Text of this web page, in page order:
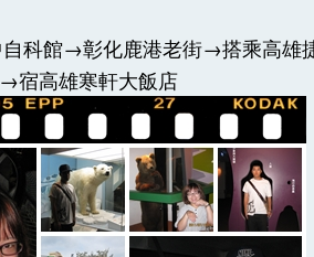
科館→彰化鹿港老街→搭乘高雄
宿高雄寒軒大飯店